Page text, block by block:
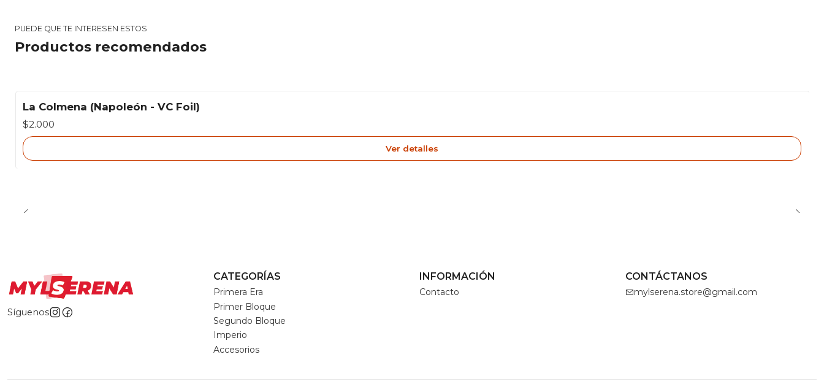
PUEDE QUE TE INTERESEN ESTOS
Productos recomendados
Agotado
La Colmena (Napoleón - VC Foil)
$2.000
Ver detalles
Síguenos
CATEGORÍAS
Primera Era
Primer Bloque
Segundo Bloque
Imperio
Accesorios
INFORMACIÓN
Contacto
CONTÁCTANOS
mylserena.store@gmail.com